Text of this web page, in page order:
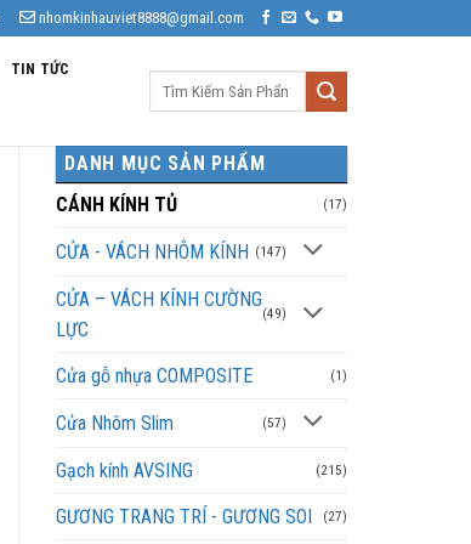
nhomkinhauviet8888@gmail.com
TIN TỨC
DANH MỤC SẢN PHẨM
CÁNH KÍNH TỦ
(17)
CỬA - VÁCH NHÔM KÍNH (147)
CỬA – VÁCH KÍNH CƯỜNG
LỰC
(49)
Cửa gỗ nhựa COMPOSITE (1)
Cửa Nhôm Slim (57)
Gạch kính AVSING (215)
GƯƠNG TRANG TRÍ - GƯƠNG SOI (27)